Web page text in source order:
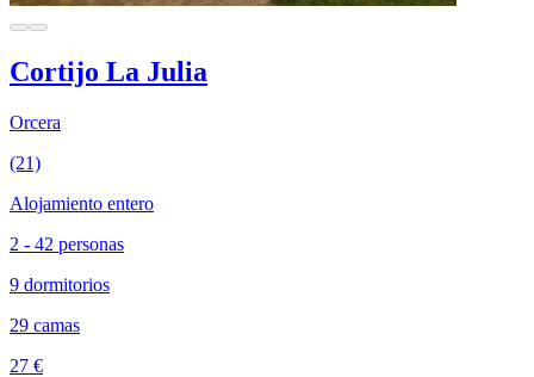
Cortijo La Julia
Orcera
(21)
Alojamiento entero
2 - 42 personas
9 dormitorios
29 camas
27 €